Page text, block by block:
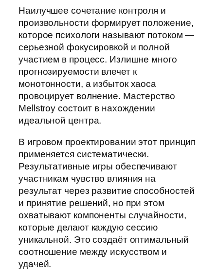
Наилучшее сочетание контроля и
произвольности формирует положение,
которое психологи называют потоком —
серьезной фокусировкой и полной
участием в процесс. Излишне много
прогнозируемости влечет к
монотонности, а избыток хаоса
провоцирует волнение. Мастерство
Mellstroy состоит в нахождении
идеальной центра.
В игровом проектировании этот принцип
применяется систематически.
Результативные игры обеспечивают
участникам чувство влияния на
результат через развитие способностей
и принятие решений, но при этом
охватывают компоненты случайности,
которые делают каждую сессию
уникальной. Это создаёт оптимальный
соотношение между искусством и
удачей.